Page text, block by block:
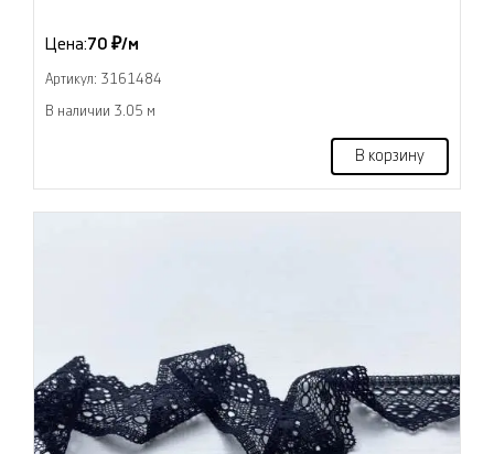
Цена:70 ₽/м
Артикул: 3161484
В наличии 3.05 м
В корзину